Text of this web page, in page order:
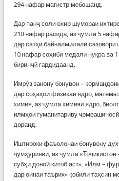
294 нафар магистр мебошанд.
Дар панҷ соли охир шумораи
210 нафар расида, аз ҷумла 5
дар сатҳи байналмилалӣ сазовори
10 нафар соҳиби медали нуқра ва
биринҷӣ гардидаанд.
Имрӯз занону бонувон –
дар соҳаҳои физикаи ядро,
химия, аз ҷумла химияи ядро,
илмҳои гуманитариву
доранд.
Иштироки фаъолонаи бонувону
ҷумҳуриявӣ, аз ҷумла «Тоҷикистон
субҳи доноӣ китоб аст», «Илм –
дар оинаи таърих» қобили таҳсин